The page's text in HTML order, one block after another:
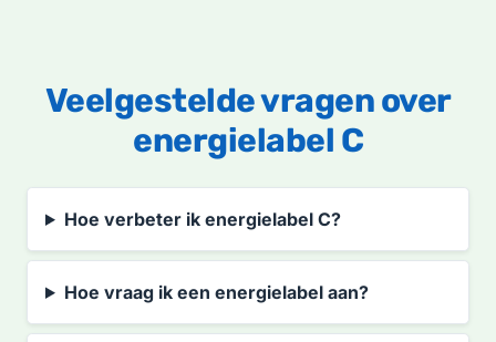
Veelgestelde vragen over
energielabel C
Hoe verbeter ik energielabel C?
Hoe vraag ik een energielabel aan?